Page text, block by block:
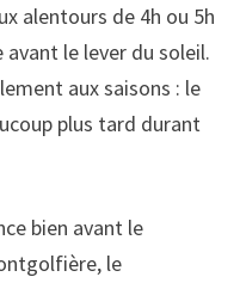
alentours de 4h ou 5h
le lever du soleil.
aux saisons : le
plus tard durant
bien avant le
le